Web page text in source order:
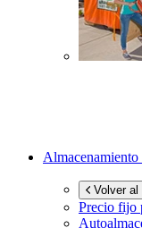
Almacenamiento
Volver al
Precio fijo